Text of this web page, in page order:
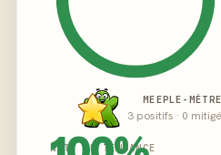
MEEPLE-
3 positifs · 0
NOTE DE TENDANCE